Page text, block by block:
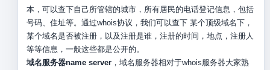
本，可以查下自己所管辖的城市，所有居民的电话登记信息，包括
号码、住址等。通过whois协议，我们可以查下 某个顶级域名下，
某个域名是否被注册，以及注册是谁，注册的时间，地点，注册人
等等信息，一般这些都是公开的。
域名服务器name server，域名服务器相对于whois服务器大家熟